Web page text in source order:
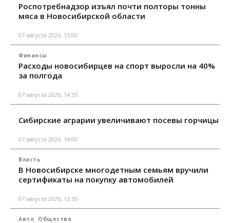
Роспотребнадзор изъял почти полторы тонны
мяса в Новосибирской области
07 августа 2026, 15:00
Финансы
Расходы новосибирцев на спорт выросли на 40%
за полгода
07 августа 2026, 14:35
Сибирские аграрии увеличивают посевы горчицы
07 августа 2026, 14:00
Власть
В Новосибирске многодетным семьям вручили
сертификаты на покупку автомобилей
07 августа 2026, 13:55
Авто Общество